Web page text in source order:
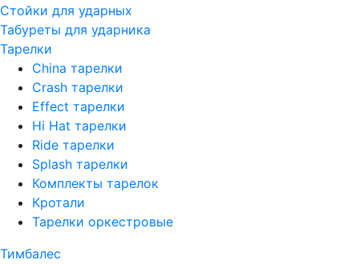
Стойки для ударных
Табуреты для ударника
Тарелки
China тарелки
Crash тарелки
Effect тарелки
Hi Hat тарелки
Ride тарелки
Splash тарелки
Комплекты тарелок
Кротали
Тарелки оркестровые
Тимбалес